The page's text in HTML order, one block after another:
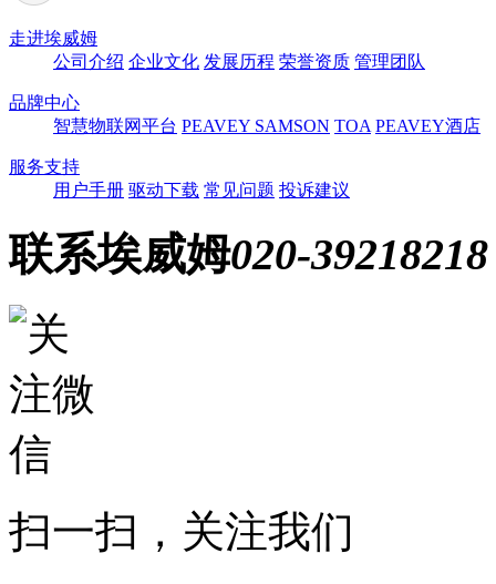
走进埃威姆
公司介绍 企业文化 发展历程 荣誉资质 管理团队
品牌中心
智慧物联网平台 PEAVEY SAMSON TOA PEAVEY酒店
服务支持
用户手册 驱动下载 常见问题 投诉建议
联系埃威姆020-39218218
扫一扫，关注我们